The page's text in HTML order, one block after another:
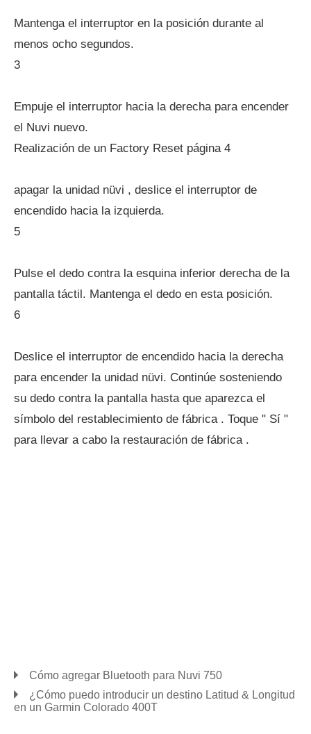
Mantenga el interruptor en la posición durante al
menos ocho segundos.
3
Empuje el interruptor hacia la derecha para encender
el Nuvi nuevo.
Realización de un Factory Reset página 4
apagar la unidad nüvi , deslice el interruptor de
encendido hacia la izquierda.
5
Pulse el dedo contra la esquina inferior derecha de la
pantalla táctil. Mantenga el dedo en esta posición.
6
Deslice el interruptor de encendido hacia la derecha
para encender la unidad nüvi. Continúe sosteniendo
su dedo contra la pantalla hasta que aparezca el
símbolo del restablecimiento de fábrica . Toque " Sí "
para llevar a cabo la restauración de fábrica .
Cómo agregar Bluetooth para Nuvi 750
¿Cómo puedo introducir un destino Latitud & Longitud
en un Garmin Colorado 400T